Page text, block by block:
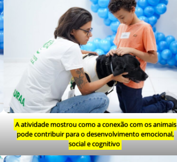
A atividade mostrou como a conexão com os animais
pode contribuir para o desenvolvimento emocional,
social e cognitivo